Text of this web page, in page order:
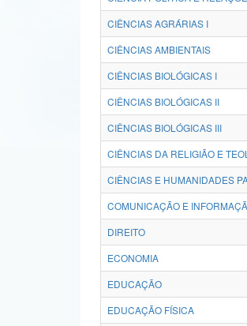
CIÊNCIAS AGRÁRIAS I
CIÊNCIAS AMBIENTAIS
CIÊNCIAS BIOLÓGICAS I
CIÊNCIAS BIOLÓGICAS II
CIÊNCIAS BIOLÓGICAS III
CIÊNCIAS DA RELIGIÃO E
CIÊNCIAS E HUMANIDADES
COMUNICAÇÃO E
DIREITO
ECONOMIA
EDUCAÇÃO
EDUCAÇÃO FÍSICA